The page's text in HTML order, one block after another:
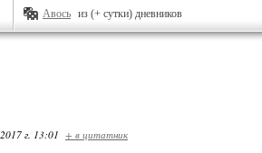
Авось из (+ сутки) дневников
г. 13:01 + в цитатник